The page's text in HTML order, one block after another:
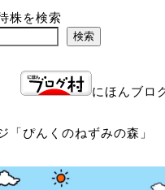
株を検索
検索
にほんブロ
「ぴんくのねずみの森 」